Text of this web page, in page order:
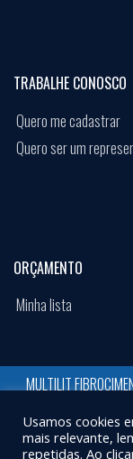
ORÇAMENTO
Minha lista
TRABALHE CONOSCO
Quero me cadastrar
Quero ser um
MULTILIT
Usamos cookies
mais relevante,
repetidas. Ao